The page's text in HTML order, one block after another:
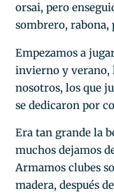
orsai, pero
sombrero, rabona,
Empezamos a
invierno y verano,
nosotros, los que
se dedicaron por
Era tan grande la
muchos dejamos
Armamos clubes
madera, después